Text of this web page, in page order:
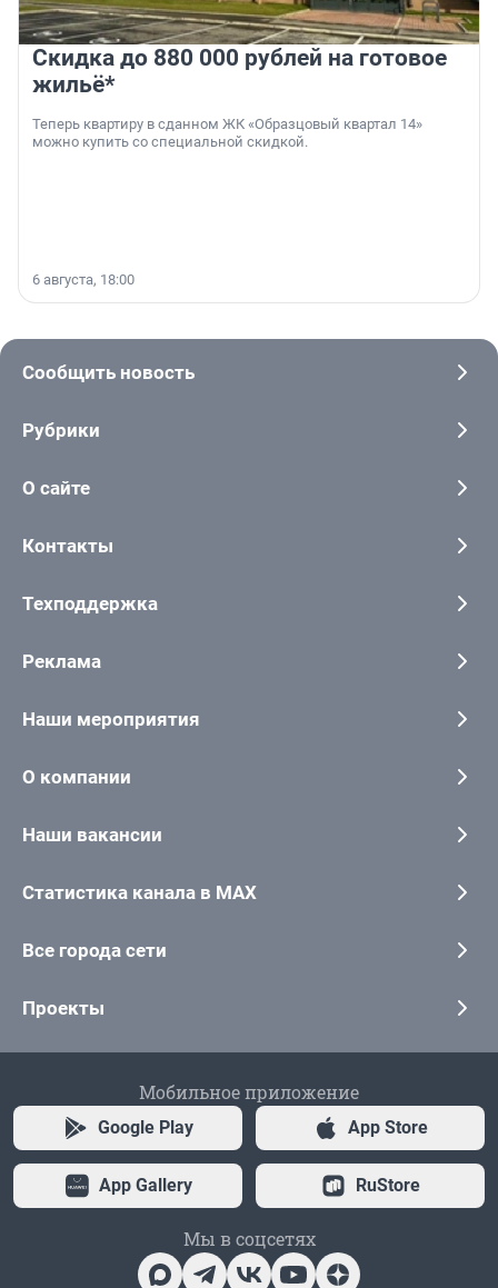
Скидка до 880 000 рублей на готовое
жильё*
Теперь квартиру в сданном ЖК «Образцовый квартал 14»
можно купить со специальной скидкой.
6 августа, 18:00
Сообщить новость
Рубрики
О сайте
Контакты
Техподдержка
Реклама
Наши мероприятия
О компании
Наши вакансии
Статистика канала в MAX
Все города сети
Проекты
Мобильное приложение
Google Play App Store
App Gallery RuStore
Мы в соцсетях